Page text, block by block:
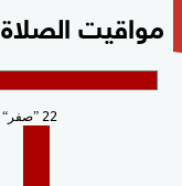
مواقيت الصلاة
22 صفر